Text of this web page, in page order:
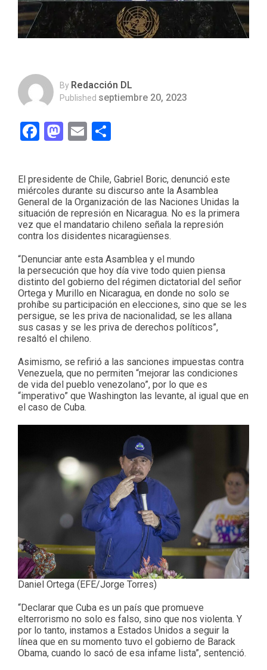
By Redacción DL
Published septiembre 20, 2023
Facebook
Mastodon
Email
El presidente de Chile, Gabriel Boric, denunció este
miércoles durante su discurso ante la Asamblea
General de la Organización de las Naciones Unidas la
situación de represión en Nicaragua. No es la primera
vez que el mandatario chileno señala la represión
contra los disidentes nicaragüenses.
“Denunciar ante esta Asamblea y el mundo
la persecución que hoy día vive todo quien piensa
distinto del gobierno del régimen dictatorial del señor
Ortega y Murillo en Nicaragua, en donde no solo se
prohíbe su participación en elecciones, sino que se les
persigue, se les priva de nacionalidad, se les allana
sus casas y se les priva de derechos políticos”,
resaltó el chileno.
Asimismo, se refirió a las sanciones impuestas contra
Venezuela, que no permiten “mejorar las condiciones
de vida del pueblo venezolano”, por lo que es
“imperativo” que Washington las levante, al igual que en
el caso de Cuba.
Daniel Ortega (EFE/Jorge Torres)
“Declarar que Cuba es un país que promueve
elterrorismo no solo es falso, sino que nos violenta. Y
por lo tanto, instamos a Estados Unidos a seguir la
línea que en su momento tuvo el gobierno de Barack
Obama, cuando lo sacó de esa infame lista”, sentenció.